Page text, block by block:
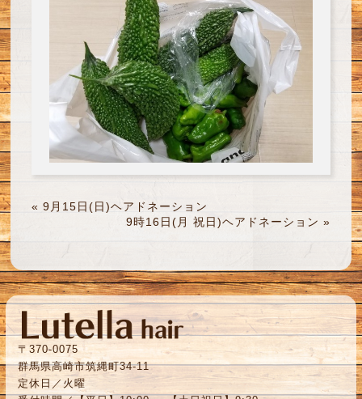
« 9月15日(日)ヘアドネーション
9時16日(月 祝日)ヘアドネーション »
〒370-0075
群馬県高崎市筑縄町34-11
定休日／火曜